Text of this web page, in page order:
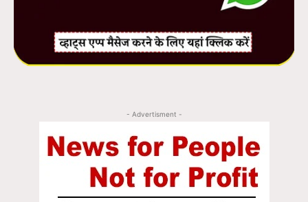
- Advertisment -